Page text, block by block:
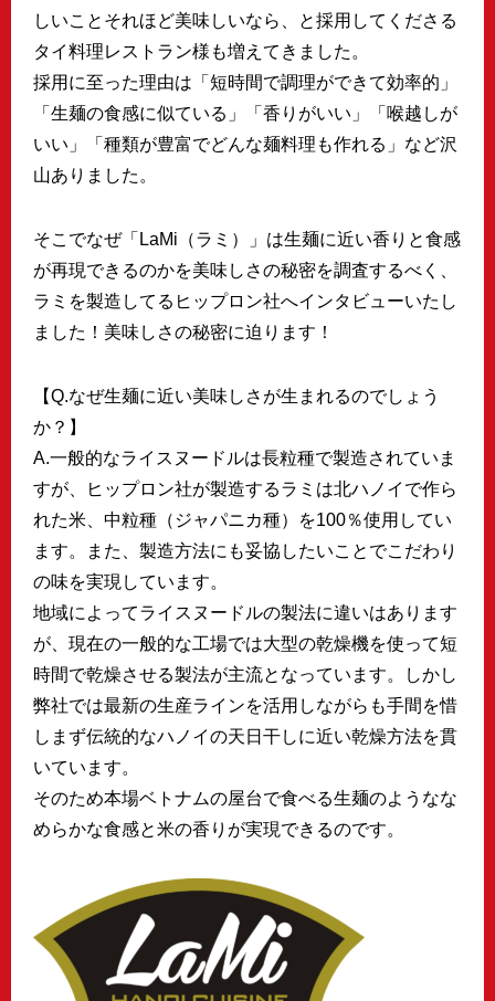
しいことそれほど美味しいなら、と採用してくださる
タイ料理レストラン様も増えてきました。
採用に至った理由は「短時間で調理ができて効率的」
「生麺の食感に似ている」「香りがいい」「喉越しが
いい」「種類が豊富でどんな麺料理も作れる」など沢
山ありました。
そこでなぜ「LaMi（ラミ）」は生麺に近い香りと食感
が再現できるのかを美味しさの秘密を調査するべく、
ラミを製造してるヒップロン社へインタビューいたし
ました！美味しさの秘密に迫ります！
【Q.なぜ生麺に近い美味しさが生まれるのでしょう
か？】
A.一般的なライスヌードルは長粒種で製造されていま
すが、ヒップロン社が製造するラミは北ハノイで作ら
れた米、中粒種（ジャパニカ種）を100％使用してい
ます。また、製造方法にも妥協したいことでこだわり
の味を実現しています。
地域によってライスヌードルの製法に違いはあります
が、現在の一般的な工場では大型の乾燥機を使って短
時間で乾燥させる製法が主流となっています。しかし
弊社では最新の生産ラインを活用しながらも手間を惜
しまず伝統的なハノイの天日干しに近い乾燥方法を貫
いています。
そのため本場ベトナムの屋台で食べる生麺のようなな
めらかな食感と米の香りが実現できるのです。